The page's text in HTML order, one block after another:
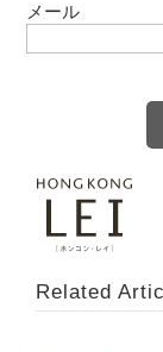
メール
Related